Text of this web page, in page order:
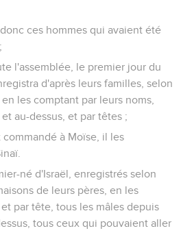
ces hommes qui avaient été
l'assemblée, le premier jour du
d'après leurs familles, selon
les comptant par leurs noms,
au-dessus, et par têtes ;
à Moïse, il les
né d'Israël, enregistrés selon
de leurs pères, en les
par tête, tous les mâles depuis
tous ceux qui pouvaient aller